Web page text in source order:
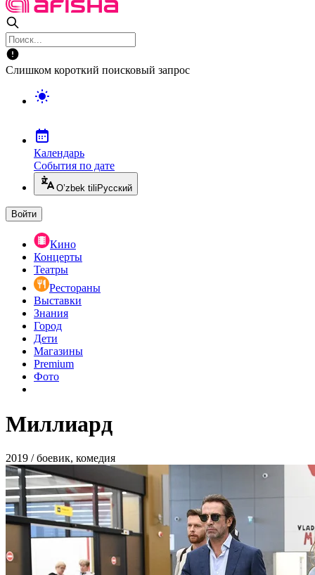
Слишком короткий поисковый запрос
Календарь
События по дате
O’zbek tili Русский
Войти
Кино
Концерты
Театры
Рестораны
Выставки
Знания
Город
Дети
Магазины
Premium
Фото
Миллиард
2019 / боевик, комедия